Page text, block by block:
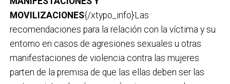
MOVILIZACIONES{/xtypo_info}Las
recomendaciones para la relación con la víctima y su
entorno en casos de agresiones sexuales u otras
manifestaciones de violencia contra las mujeres
parten de la premisa de que las ellas deben ser las